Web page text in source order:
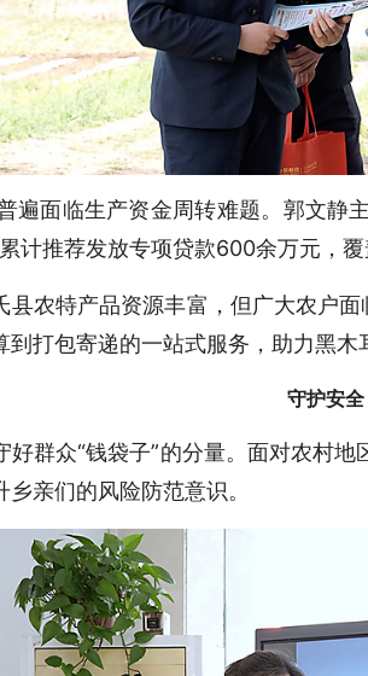
遍面临生产资金周转难题。郭文
推荐发放专项贷款600余万元，
农特产品资源丰富，但广大农户
打包寄递的一站式服务，助力黑木
守护安
群众“钱袋子”的分量。面对农村
亲们的风险防范意识。